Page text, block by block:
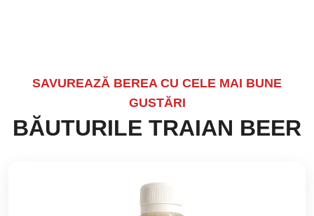
SAVUREAZĂ BEREA CU CELE MAI BUNE
GUSTĂRI
BĂUTURILE TRAIAN BEER